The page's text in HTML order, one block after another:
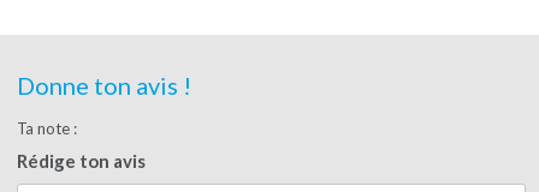
Donne ton avis !
Ta note :
Rédige ton avis